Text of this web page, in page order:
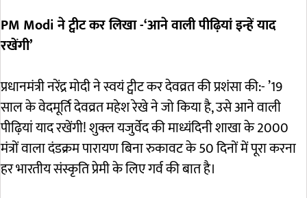
PM Modi ने ट्वीट कर लिखा -‘आने वाली पीढ़ियां इन्हें याद
रखेंगी’
प्रधानमंत्री नरेंद्र मोदी ने स्वयं ट्वीट कर देवव्रत की प्रशंसा की:- ’19
साल के वेदमूर्ति देवव्रत महेश रेखे ने जो किया है, उसे आने वाली
पीढ़ियां याद रखेंगी! शुक्ल यजुर्वेद की माध्यंदिनी शाखा के 2000
मंत्रों वाला दंडक्रम पारायण बिना रुकावट के 50 दिनों में पूरा करना
हर भारतीय संस्कृति प्रेमी के लिए गर्व की बात है।